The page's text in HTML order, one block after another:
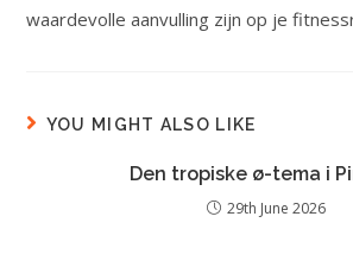
waardevolle aanvulling zijn op je
YOU MIGHT ALSO LIKE
Den tropiske ø-tema i
29th June 2026